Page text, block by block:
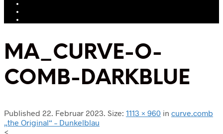
MA_CURVE-O-
COMB-DARKBLUE
Published 22. Februar 2023. Size: 1113 × 960 in curve.comb
„the Original“ – Dunkelblau
<